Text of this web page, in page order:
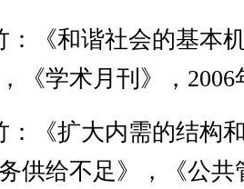
：《和谐社会的基本
《学术月刊》，2006
：《扩大内需的结构
供给不足》，《公共